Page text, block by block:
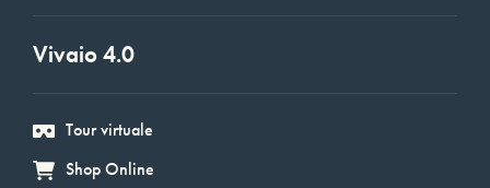
Vivaio 4.0
Tour virtuale
Shop Online